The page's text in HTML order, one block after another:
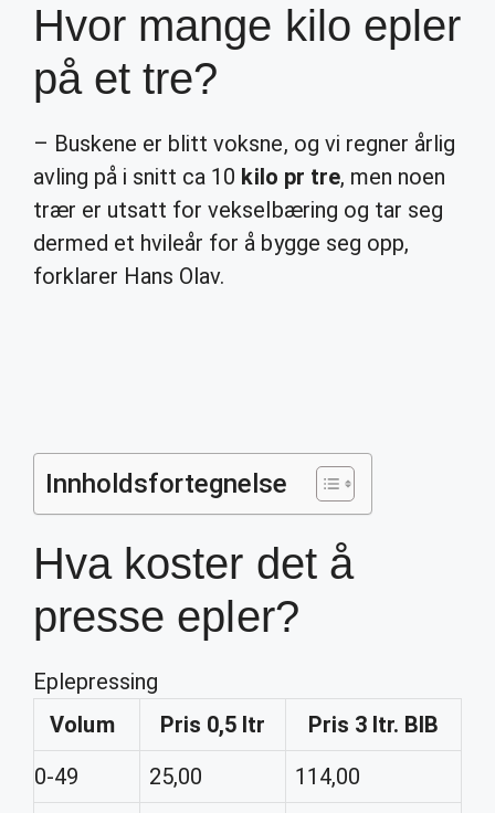
Hvor mange kilo epler
på et tre?
– Buskene er blitt voksne, og vi regner årlig
avling på i snitt ca 10 kilo pr tre, men noen
trær er utsatt for vekselbæring og tar seg
dermed et hvileår for å bygge seg opp,
forklarer Hans Olav.
Innholdsfortegnelse
Hva koster det å
presse epler?
Eplepressing
Volum
Pris 0,5 ltr
Pris 3 ltr. BIB
0-49
25,00
114,00